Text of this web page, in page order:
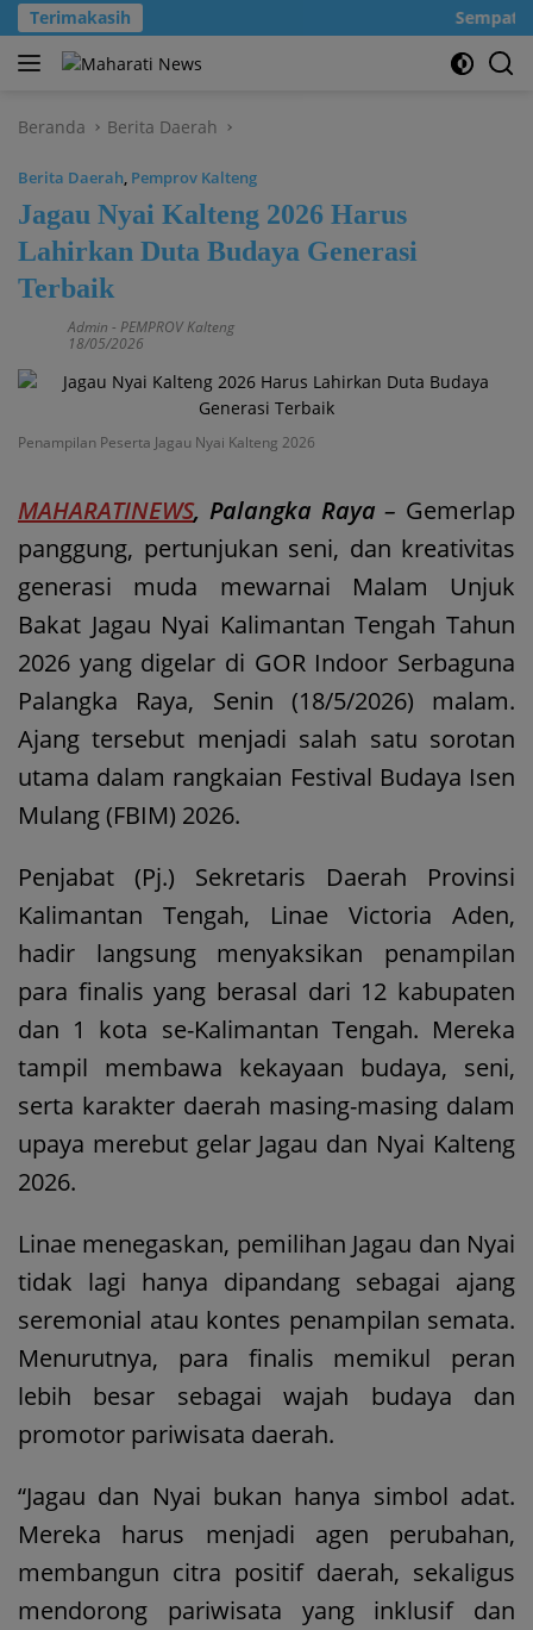
Langsung
ke
konten
Terimakasih
Beranda Berita Daerah
Berita Daerah, Pemprov Kalteng
Jagau Nyai Kalteng 2026 Harus
Lahirkan Duta Budaya Generasi
Terbaik
Admin - PEMPROV Kalteng
18/05/2026
Penampilan Peserta Jagau Nyai Kalteng 2026
MAHARATINEWS, Palangka Raya – Gemerlap
panggung, pertunjukan seni, dan kreativitas
generasi muda mewarnai Malam Unjuk
Bakat Jagau Nyai Kalimantan Tengah Tahun
2026 yang digelar di GOR Indoor Serbaguna
Palangka Raya, Senin (18/5/2026) malam.
Ajang tersebut menjadi salah satu sorotan
utama dalam rangkaian Festival Budaya Isen
Mulang (FBIM) 2026.
Penjabat (Pj.) Sekretaris Daerah Provinsi
Kalimantan Tengah, Linae Victoria Aden,
hadir langsung menyaksikan penampilan
para finalis yang berasal dari 12 kabupaten
dan 1 kota se-Kalimantan Tengah. Mereka
tampil membawa kekayaan budaya, seni,
serta karakter daerah masing-masing dalam
upaya merebut gelar Jagau dan Nyai Kalteng
2026.
Linae menegaskan, pemilihan Jagau dan Nyai
tidak lagi hanya dipandang sebagai ajang
seremonial atau kontes penampilan semata.
Menurutnya, para finalis memikul peran
lebih besar sebagai wajah budaya dan
promotor pariwisata daerah.
“Jagau dan Nyai bukan hanya simbol adat.
Mereka harus menjadi agen perubahan,
membangun citra positif daerah, sekaligus
mendorong pariwisata yang inklusif dan